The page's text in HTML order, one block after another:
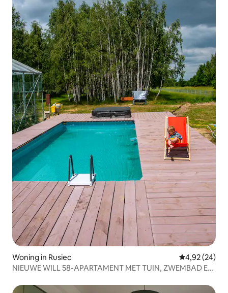
Woning in Rusiec Gemiddelde
4,92 (24)
NIEUWE WILL 58-APARTAMENT MET TUIN, ZWEMBAD EN